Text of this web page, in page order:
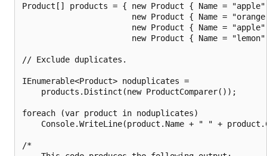
Product[] products = { new Product { Name =
new Product { Name =
new Product { Name =
new Product { Name =
// Exclude duplicates.
IEnumerable<Product> noduplicates =
    products.Distinct(new ProductComparer());
foreach (var product in noduplicates)
Console.WriteLine(product.Name + " " +
/*